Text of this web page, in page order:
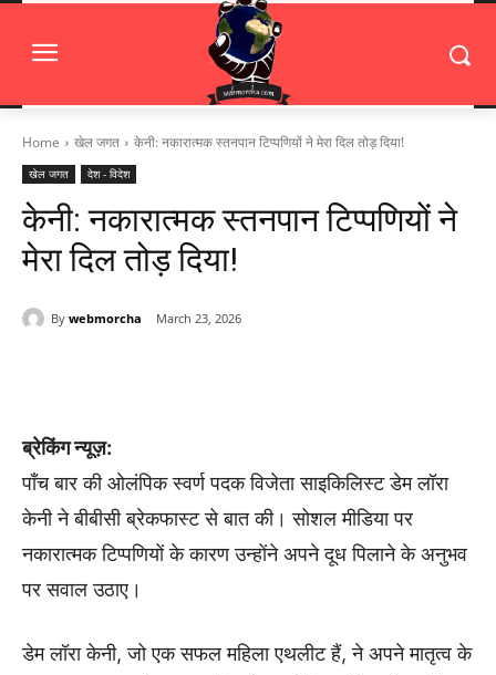
Home खेल जगत केनी: नकारात्मक स्तनपान टिप्पणियों ने मेरा दिल तोड़ दिया!
खेल जगत देश - विदेश
केनी: नकारात्मक स्तनपान टिप्पणियों ने
मेरा दिल तोड़ दिया!
By webmorcha March 23, 2026
ब्रेकिंग न्यूज़:
पाँच बार की ओलंपिक स्वर्ण पदक विजेता साइकिलिस्ट डेम लॉरा
केनी ने बीबीसी ब्रेकफास्ट से बात की। सोशल मीडिया पर
नकारात्मक टिप्पणियों के कारण उन्होंने अपने दूध पिलाने के अनुभव
पर सवाल उठाए।
डेम लॉरा केनी, जो एक सफल महिला एथलीट हैं, ने अपने मातृत्व के